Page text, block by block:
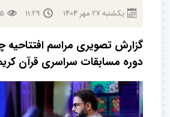
يكشنبه27 مهر 1404
11:29
گزارش تصویری مراسم
دوره مسابقات سراسری قرآن